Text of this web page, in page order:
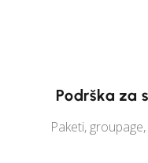
Podrška za
Paketi,